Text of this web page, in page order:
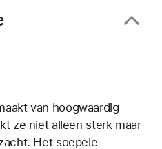
van hoogwaardig
ze niet alleen sterk maar
Het soepele